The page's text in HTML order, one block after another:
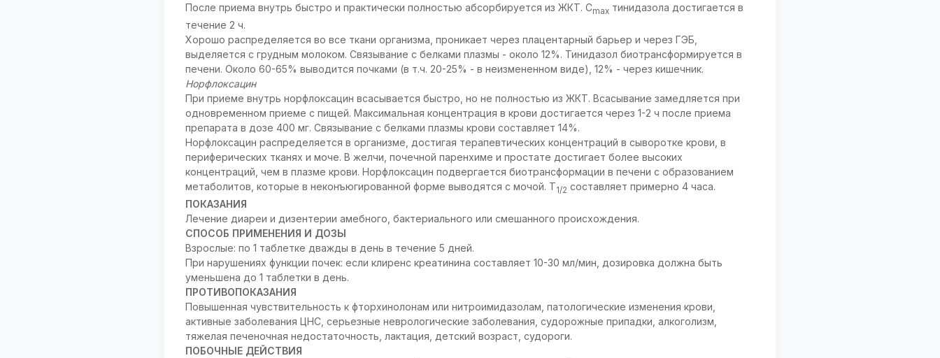
После приема внутрь быстро и практически полностью абсорбируется из ЖКТ. Cmax тинидазола достигается в
течение 2 ч.
Хорошо распределяется во все ткани организма, проникает через плацентарный барьер и через ГЭБ,
выделяется с грудным молоком. Связывание с белками плазмы - около 12%. Тинидазол биотрансформируется в
печени. Около 60-65% выводится почками (в т.ч. 20-25% - в неизмененном виде), 12% - через кишечник.
Норфлоксацин
При приеме внутрь норфлоксацин всасывается быстро, но не полностью из ЖКТ. Всасывание замедляется при
одновременном приеме с пищей. Максимальная концентрация в крови достигается через 1-2 ч после приема
препарата в дозе 400 мг. Связывание с белками плазмы крови составляет 14%.
Норфлоксацин распределяется в организме, достигая терапевтических концентраций в сыворотке крови, в
периферических тканях и моче. В желчи, почечной паренхиме и простате достигает более высоких
концентраций, чем в плазме крови. Норфлоксацин подвергается биотрансформации в печени с образованием
метаболитов, которые в неконъюгированной форме выводятся с мочой. Т1/2 составляет примерно 4 часа.
ПОКАЗАНИЯ
Лечение диареи и дизентерии амебного, бактериального или смешанного происхождения.
СПОСОБ ПРИМЕНЕНИЯ И ДОЗЫ
Взрослые: по 1 таблетке дважды в день в течение 5 дней.
При нарушениях функции почек: если клиренс креатинина составляет 10-30 мл/мин, дозировка должна быть
уменьшена до 1 таблетки в день.
ПРОТИВОПОКАЗАНИЯ
Повышенная чувствительность к фторхинолонам или нитроимидазолам, патологические изменения крови,
активные заболевания ЦНС, серьезные неврологические заболевания, судорожные припадки, алкоголизм,
тяжелая печеночная недостаточность, лактация, детский возраст, судороги.
ПОБОЧНЫЕ ДЕЙСТВИЯ